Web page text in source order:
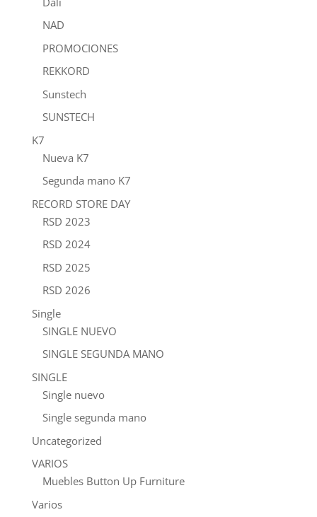
NAD
PROMOCIONES
REKKORD
Sunstech
SUNSTECH
K7
Nueva K7
Segunda mano K7
RECORD STORE DAY
RSD 2023
RSD 2024
RSD 2025
RSD 2026
Single
SINGLE NUEVO
SINGLE SEGUNDA MANO
SINGLE
Single nuevo
Single segunda mano
Uncategorized
VARIOS
Muebles Button Up Furniture
Varios